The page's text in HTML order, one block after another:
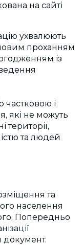
на сайті
ухвалюють
проханням
із
частковою і
які не можуть
території,
та людей
та
населення
Попередньо
документ.